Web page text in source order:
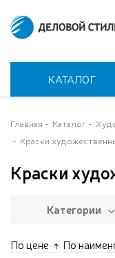
КАТАЛОГ
Главная Каталог
Краски
Краски
Категории
По цене По